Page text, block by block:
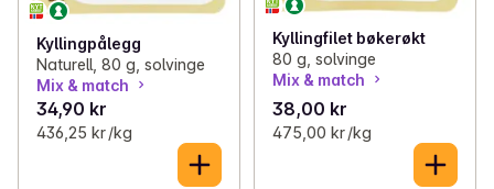
Kyllingpålegg
Naturell, 80 g, solvinge
Mix & match
34,90 kr
436,25 kr /kg
Kyllingfilet bøkerøkt
80 g, solvinge
Mix & match
38,00 kr
475,00 kr /kg